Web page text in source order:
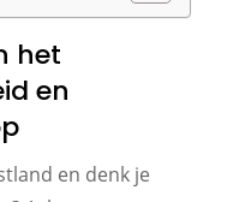
het
en
en denk je